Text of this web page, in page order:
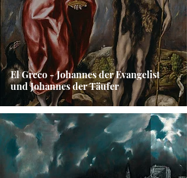
El Greco - Johannes der Evangelist
und Johannes der Täufer